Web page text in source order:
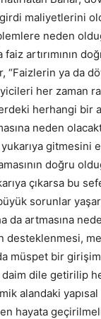
maliyetlerini
neden
artırımının
“Faizlerin ya da
her zaman
herhangi bir
neden
yukarıya gitmesini
doğru
çıkarsa bu
sorunlar
da artmasına
desteklenmesi,
müspet bir
dile getirilip
alandaki
hayata